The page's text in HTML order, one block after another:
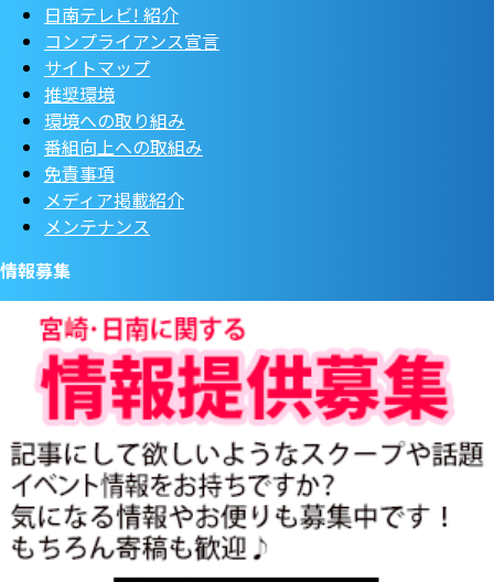
日南テレビ! 紹介
コンプライアンス宣言
サイトマップ
推奨環境
環境への取り組み
番組向上への取組み
免責事項
メディア掲載紹介
メンテナンス
情報募集